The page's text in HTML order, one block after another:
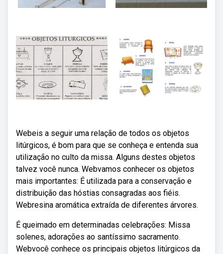
Webeis a seguir uma relação de todos os objetos
litúrgicos, é bom para que se conheça e entenda sua
utilização no culto da missa. Alguns destes objetos
talvez você nunca. Webvamos conhecer os objetos
mais importantes: É utilizada para a conservação e
distribuição das hóstias consagradas aos fiéis.
Webresina aromática extraída de diferentes árvores.
É queimado em determinadas celebrações: Missa
solenes, adorações ao santíssimo sacramento.
Webvocê conhece os principais objetos litúrgicos da